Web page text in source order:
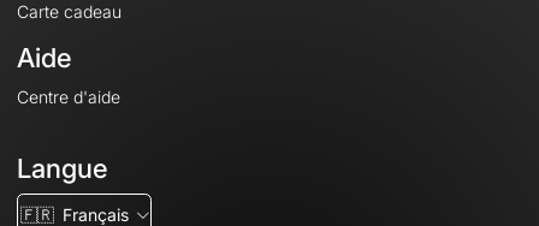
Carte cadeau
Aide
Centre d'aide
Langue
🇫🇷 Français